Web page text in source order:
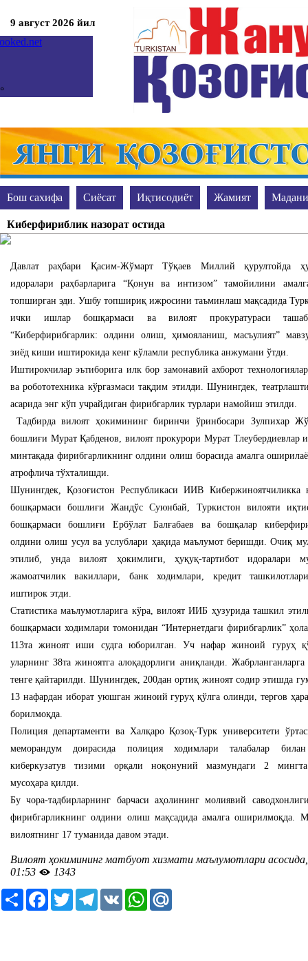
9 август 2026 йил
09
на неделю
prev
Бош сахифа Сиёсат Иқтисодиёт Жамият
Жиноят ва жазо Акс-садо Таълим
Киберфириблик назорат остида
Давлат раҳбари Қасим-Жўмарт Тўқаев Миллий қурултойда
идоралари раҳбарларига “Қонун ва интизом” тамойилини
топширган эди. Ушбу топшириқ ижросини таъминлаш мақсадида
ички ишлар бошқармаси ва вилоят прокуратураси
“Киберфирибгарлик: олдини олиш, ҳимояланиш, масъулият”
зиёд киши иштирокида кенг кўламли республика анжумани ўтди.
Иштирокчилар эътиборига илк бор замонавий ахборот
ва робототехника кўргазмаси тақдим этилди. Шунингдек,
асарида энг кўп учрайдиган фирибгарлик турлари намойиш этилди.
Тадбирда вилоят ҳокимининг биринчи ўринбосари Зулпихар
бошлиғи Мурат Қабденов, вилоят прокурори Мурат Тлеубердиевлар
минтақада фирибгарликнинг олдини олиш борасида амалга
атрофлича тўхталишди.
Шунингдек, Қозоғистон Республикаси ИИВ Кибержиноятчиликка
бошқармаси бошлиғи Жандўс Суюнбай, Туркистон вилояти
бошқармаси бошлиғи Ербўлат Балғабаев ва бошқалар
олдини олиш усул ва услублари ҳақида маълумот беришди. Очиқ
этилиб, унда вилоят ҳокимлиги, ҳуқуқ-тартибот идоралари
жамоатчилик вакиллари, банк ходимлари, кредит
иштирок этди.
Статистика маълумотларига кўра, вилоят ИИБ ҳузурида ташкил
бошқармаси ходимлари томонидан “Интернетдаги фирибгарлик”
113та жиноят иши судга юборилган. Уч нафар жиноий гуруҳ
уларнинг 38та жиноятга алоқадорлиги аниқланди.
тенге қайтарилди. Шунингдек, 200дан ортиқ жиноят содир этишда
13 нафардан иборат уюшган жиноий гуруҳ қўлга олинди, тергов
борилмоқда.
Полиция департаменти ва Халқаро Қозоқ-Турк университети
меморандум доирасида полиция ходимлари талабалар билан
киберкузатув тизими орқали ноқонуний мазмундаги 2
мусоҳара қилди.
Бу чора-тадбирларнинг барчаси аҳолининг молиявий
фирибгарликнинг олдини олиш мақсадида амалга оширилмоқда.
вилоятнинг 17 туманида давом этади.
Вилоят ҳокимининг матбуот хизмати маълумотлари
01:53
1343
РесурсFacebook
TwitterTelegram
VK WhatsApp